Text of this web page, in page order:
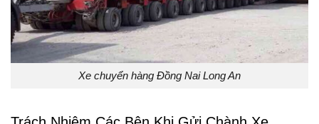
Xe chuyển hàng Đồng Nai Long An